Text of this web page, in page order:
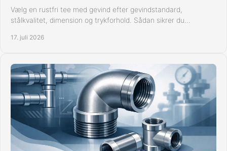
Vælg en rustfri tee med gevind efter gevindstandard,
stålkvalitet, dimension og trykforhold. Sådan sikrer du
17. juli 2026